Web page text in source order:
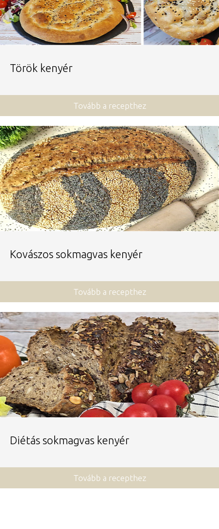
Török kenyér
Tovább a recepthez
Kovászos sokmagvas kenyér
Tovább a recepthez
Diétás sokmagvas kenyér
Tovább a recepthez